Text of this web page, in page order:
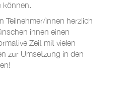
können.
Teilnehmer/innen herzlich
ihnen einen
Zeit mit vielen
zur Umsetzung in den